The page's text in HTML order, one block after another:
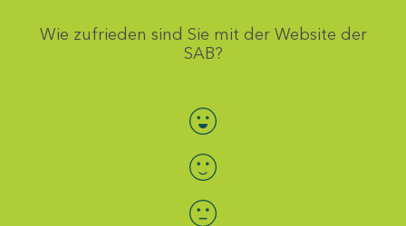
Wie zufrieden sind Sie mit der Website der
SAB?
Bewertung auswählen